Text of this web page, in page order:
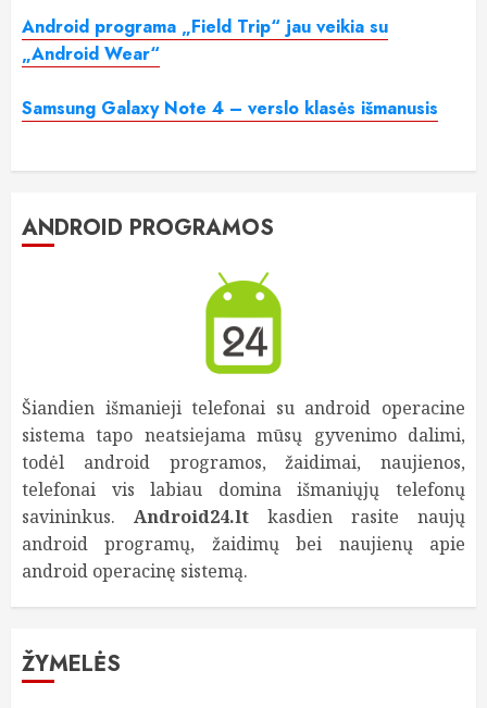
Android programa „Field Trip“ jau veikia su
„Android Wear“
Samsung Galaxy Note 4 – verslo klasės išmanusis
ANDROID PROGRAMOS
Šiandien išmanieji telefonai su android operacine
sistema tapo neatsiejama mūsų gyvenimo dalimi,
todėl android programos, žaidimai, naujienos,
telefonai vis labiau domina išmaniųjų telefonų
savininkus. Android24.lt kasdien rasite naujų
android programų, žaidimų bei naujienų apie
android operacinę sistemą.
ŽYMELĖS